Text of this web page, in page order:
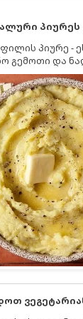
პიურე -
გემოთი და
ძალიან
საიდუმლო,
იდეალურად